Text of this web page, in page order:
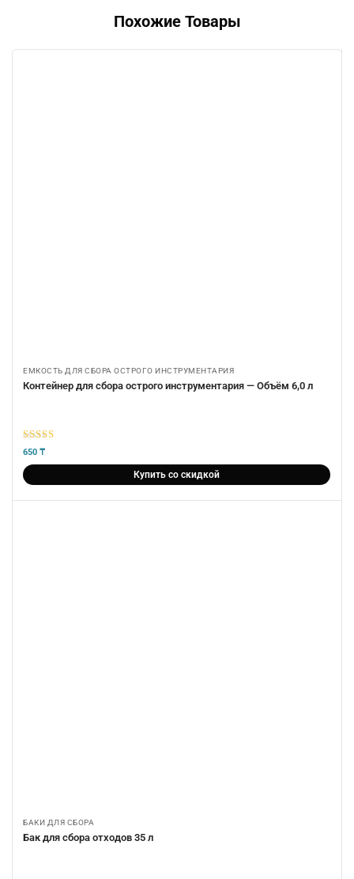
Похожие Товары
ЕМКОСТЬ ДЛЯ СБОРА ОСТРОГО ИНСТРУМЕНТАРИЯ
Контейнер для сбора острого инструментария — Объём 6,0 л
5из 5
650 ₸
Купить со скидкой
БАКИ ДЛЯ СБОРА
Бак для сбора отходов 35 л